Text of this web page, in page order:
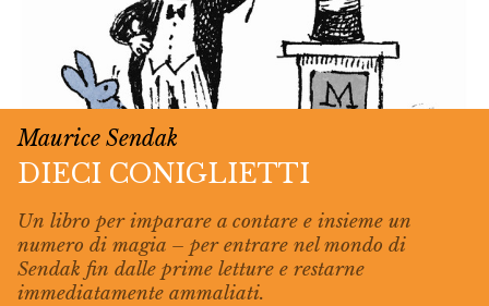
Maurice Sendak
DIECI CONIGLIETTI
Un libro per imparare a contare e insieme un
numero di magia – per entrare nel mondo di
Sendak fin dalle prime letture e restarne
immediatamente ammaliati.